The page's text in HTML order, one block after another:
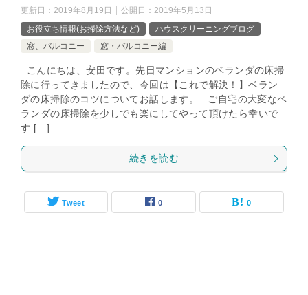
更新日： 2019年8月19日 公開日： 2019年5月13日
お役立ち情報(お掃除方法など)
ハウスクリーニングブログ
窓、バルコニー
窓・バルコニー編
こんにちは、安田です。先日マンションのベランダの床掃
除に行ってきましたので、今回は【これで解決！】ベラン
ダの床掃除のコツについてお話します。 ご自宅の大変なベ
ランダの床掃除を少しでも楽にしてやって頂けたら幸いで
す […]
続きを読む
Tweet 0 0